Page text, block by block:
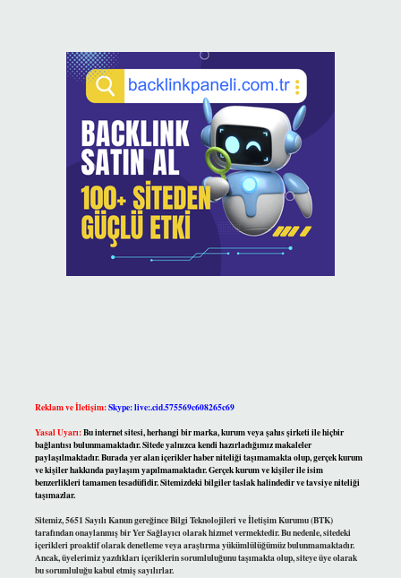
Reklam ve İletişim:Skype: live:.cid.575569c608265c69
Yasal Uyarı:Bu internet sitesi, herhangi bir marka, kurum veya şahıs şirketi ile hiçbir
bağlantısı bulunmamaktadır. Sitede yalnızca kendi hazırladığımız makaleler
paylaşılmaktadır. Burada yer alan içerikler haber niteliği taşımamakta olup, gerçek kurum
ve kişiler hakkında paylaşım yapılmamaktadır. Gerçek kurum ve kişiler ile isim
benzerlikleri tamamen tesadüfidir. Sitemizdeki bilgiler taslak halindedir ve tavsiye niteliği
taşımazlar.
Sitemiz, 5651 Sayılı Kanun gereğince Bilgi Teknolojileri ve İletişim Kurumu (BTK)
tarafından onaylanmış bir Yer Sağlayıcı olarak hizmet vermektedir. Bu nedenle, sitedeki
içerikleri proaktif olarak denetleme veya araştırma yükümlülüğümüz bulunmamaktadır.
Ancak, üyelerimiz yazdıkları içeriklerin sorumluluğunu taşımakta olup, siteye üye olarak
bu sorumluluğu kabul etmiş sayılırlar.